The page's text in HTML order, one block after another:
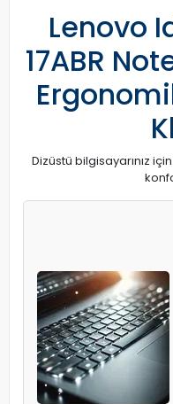
Lenovo
17ABR
Dizüstü bilgisayarınız